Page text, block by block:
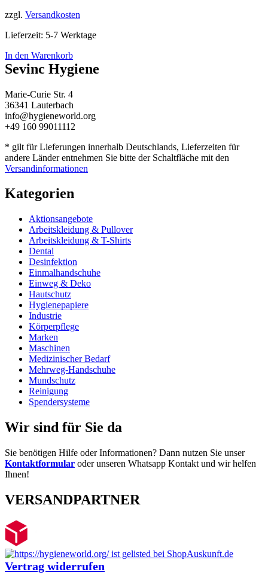
zzgl. Versandkosten
Lieferzeit: 5-7 Werktage
In den Warenkorb
Sevinc Hygiene
Marie-Curie Str. 4
36341 Lauterbach
info@hygieneworld.org
+49 160 99011112
* gilt für Lieferungen innerhalb Deutschlands, Lieferzeiten für
andere Länder entnehmen Sie bitte der Schaltfläche mit den
Versandinformationen
Kategorien
Aktionsangebote
Arbeitskleidung & Pullover
Arbeitskleidung & T-Shirts
Dental
Desinfektion
Einmalhandschuhe
Einweg & Deko
Hautschutz
Hygienepapiere
Industrie
Körperpflege
Marken
Maschinen
Medizinischer Bedarf
Mehrweg-Handschuhe
Mundschutz
Reinigung
Spendersysteme
Wir sind für Sie da
Sie benötigen Hilfe oder Informationen? Dann nutzen Sie unser
Kontaktformular oder unseren Whatsapp Kontakt und wir helfen
Ihnen!
VERSANDPARTNER
Vertrag widerrufen